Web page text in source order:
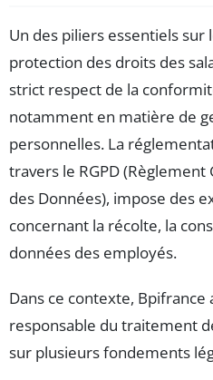
Un des piliers essentiels sur
protection des droits des
strict respect de la
notamment en matière de
personnelles. La
travers le RGPD
des Données), impose des
concernant la récolte, la
données des employés.
Dans ce contexte, Bpifrance
responsable du traitement
sur plusieurs fondements